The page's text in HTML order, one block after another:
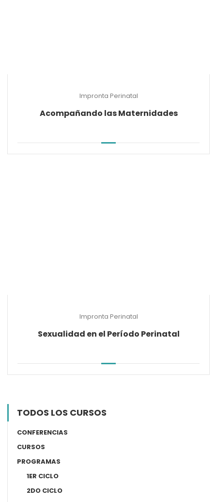
Impronta Perinatal
Acompañando las Maternidades
Impronta Perinatal
Sexualidad en el Período Perinatal
TODOS LOS CURSOS
CONFERENCIAS
CURSOS
PROGRAMAS
1ER CICLO
2DO CICLO